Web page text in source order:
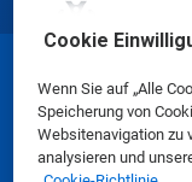
Cookie
Wenn Sie auf „Alle
Speicherung von
Websitenavigation zu
analysieren und